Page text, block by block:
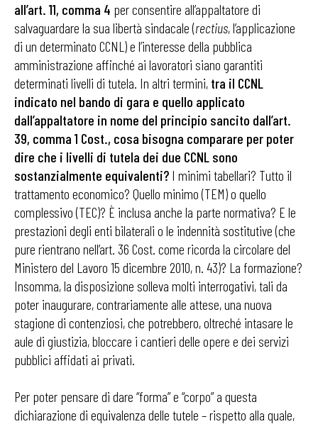
all’art. 11, comma 4 per consentire all’appaltatore di
salvaguardare la sua libertà sindacale (rectius, l’applicazione
di un determinato CCNL) e l’interesse della pubblica
amministrazione affinché ai lavoratori siano garantiti
determinati livelli di tutela. In altri termini, tra il CCNL
indicato nel bando di gara e quello applicato
dall’appaltatore in nome del principio sancito dall’art.
39, comma 1 Cost., cosa bisogna comparare per poter
dire che i livelli di tutela dei due CCNL sono
sostanzialmente equivalenti? I minimi tabellari? Tutto il
trattamento economico? Quello minimo (TEM) o quello
complessivo (TEC)? È inclusa anche la parte normativa? E le
prestazioni degli enti bilaterali o le indennità sostitutive (che
pure rientrano nell’art. 36 Cost. come ricorda la circolare del
Ministero del Lavoro 15 dicembre 2010, n. 43)? La formazione?
Insomma, la disposizione solleva molti interrogativi, tali da
poter inaugurare, contrariamente alle attese, una nuova
stagione di contenziosi, che potrebbero, oltreché intasare le
aule di giustizia, bloccare i cantieri delle opere e dei servizi
pubblici affidati ai privati.
Per poter pensare di dare “forma” e “corpo” a questa
dichiarazione di equivalenza delle tutele – rispetto alla quale,